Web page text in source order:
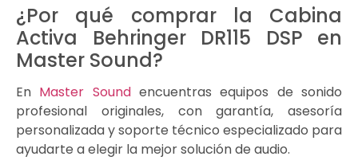
¿Por qué comprar la Cabina
Activa Behringer DR115 DSP en
Master Sound?
En Master Soundencuentras equipos de sonido
profesional originales, con garantía, asesoría
personalizada y soporte técnico especializado para
ayudarte a elegir la mejor solución de audio.